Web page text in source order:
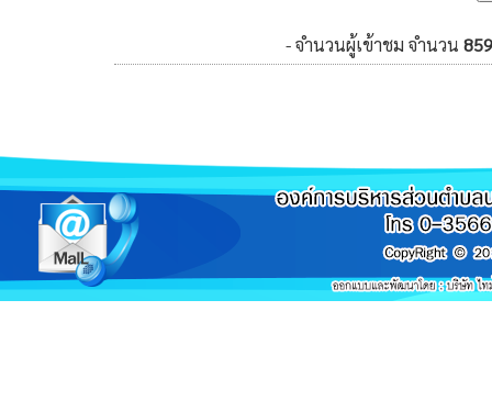
- จำนวนผู้เข้าชม จำนวน